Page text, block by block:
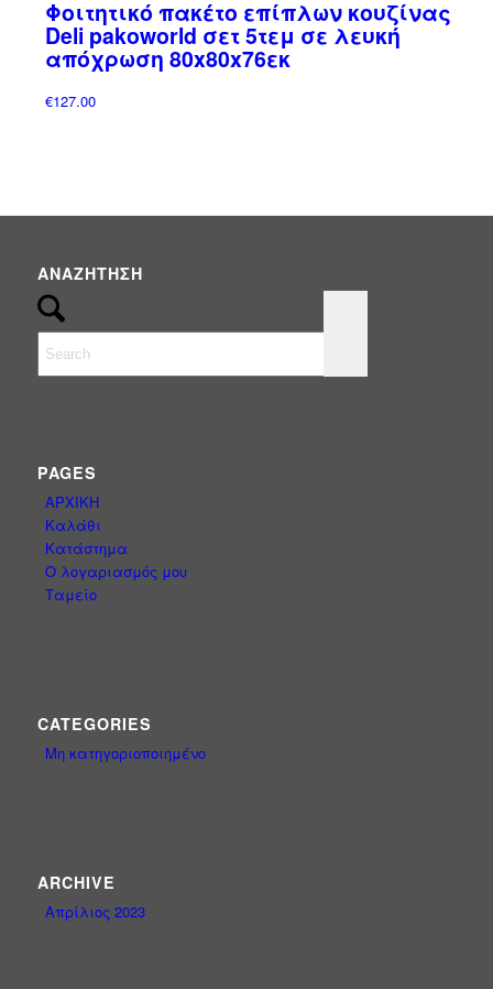
Έπιπλα(0)
ΟΜΠΡΕΛΕΣ(3)
Ομπρέλες Κήπου - Πισίνας - Βεράντας
ΠΑΝΙΑ & ΑΝΤΑΛΛΑΚΤΙΚΑ
Φοιτητικό πακέτο επίπλων κουζίνας
Deli pakoworld σετ 5τεμ σε λευκή
απόχρωση 80x80x76εκ
€127.00
ΑΝΑΖΉΤΗΣΗ
PAGES
ΑΡΧΙΚΗ
Καλάθι
Κατάστημα
Ο λογαριασμός μου
Ταμείο
CATEGORIES
Μη κατηγοριοποιημένο
ARCHIVE
Απρίλιος 2023